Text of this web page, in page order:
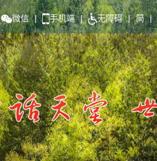
微信 | 手机端 | 无障碍 | 简 |